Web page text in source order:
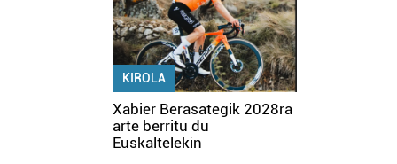
KIROLA
Xabier Berasategik 2028ra
arte berritu du
Euskaltelekin